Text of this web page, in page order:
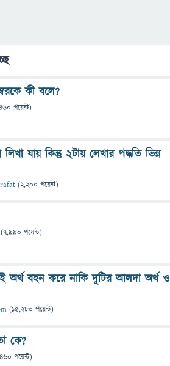
কী বলে?
পয়েন্ট)
যায় কিন্তু ২টায় লেখার পদ্ধতি ভিন্ন
(2,200 পয়েন্ট)
(7,990 পয়েন্ট)
অর্থ বহন করে নাকি দুটির আলদা অর্থ ও
(15,280 পয়েন্ট)
কে?
460 পয়েন্ট)